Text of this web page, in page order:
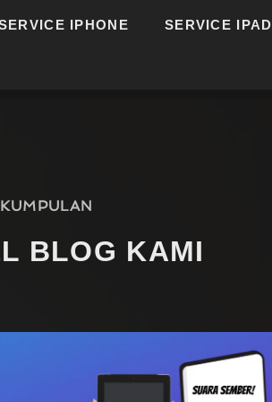
IPHONE SERVICE IPAD
KUMPULAN
BLOG KAMI